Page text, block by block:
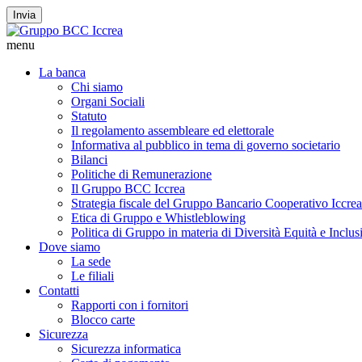
Invia
menu
La banca
Chi siamo
Organi Sociali
Statuto
Il regolamento assembleare ed elettorale
Informativa al pubblico in tema di governo societario
Bilanci
Politiche di Remunerazione
Il Gruppo BCC Iccrea
Strategia fiscale del Gruppo Bancario Cooperativo Iccrea
Etica di Gruppo e Whistleblowing
Politica di Gruppo in materia di Diversità Equità e
Dove siamo
La sede
Le filiali
Contatti
Rapporti con i fornitori
Blocco carte
Sicurezza
Sicurezza informatica